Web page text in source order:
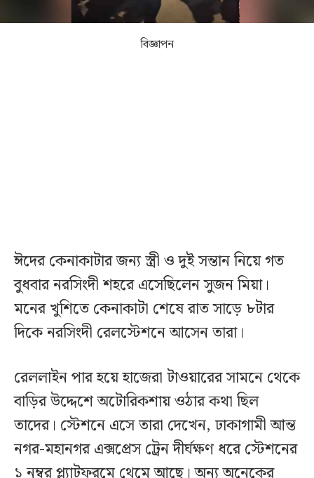
বিজ্ঞাপন
ঈদের কেনাকাটার জন্য স্ত্রী ও দুই সন্তান নিয়ে গত
বুধবার নরসিংদী শহরে এসেছিলেন সুজন মিয়া।
মনের খুশিতে কেনাকাটা শেষে রাত সাড়ে ৮টার
দিকে নরসিংদী রেলস্টেশনে আসেন তারা।
রেললাইন পার হয়ে হাজেরা টাওয়ারের সামনে থেকে
বাড়ির উদ্দেশে অটোরিকশায় ওঠার কথা ছিল
তাদের। স্টেশনে এসে তারা দেখেন, ঢাকাগামী আন্ত
নগর-মহানগর এক্সপ্রেস ট্রেন দীর্ঘক্ষণ ধরে স্টেশনের